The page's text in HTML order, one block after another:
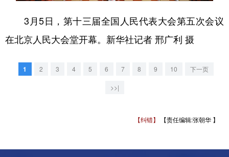
3月5日，第十三届全国人民代表大会第五次会议
在北京人民大会堂开幕。新华社记者 邢广利 摄
1 2 3 4 5 6 7 8 9 10 下一页
>>|
【纠错】 【责任编辑:张朝华 】